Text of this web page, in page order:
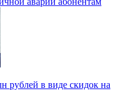
рублей в виде скидок на